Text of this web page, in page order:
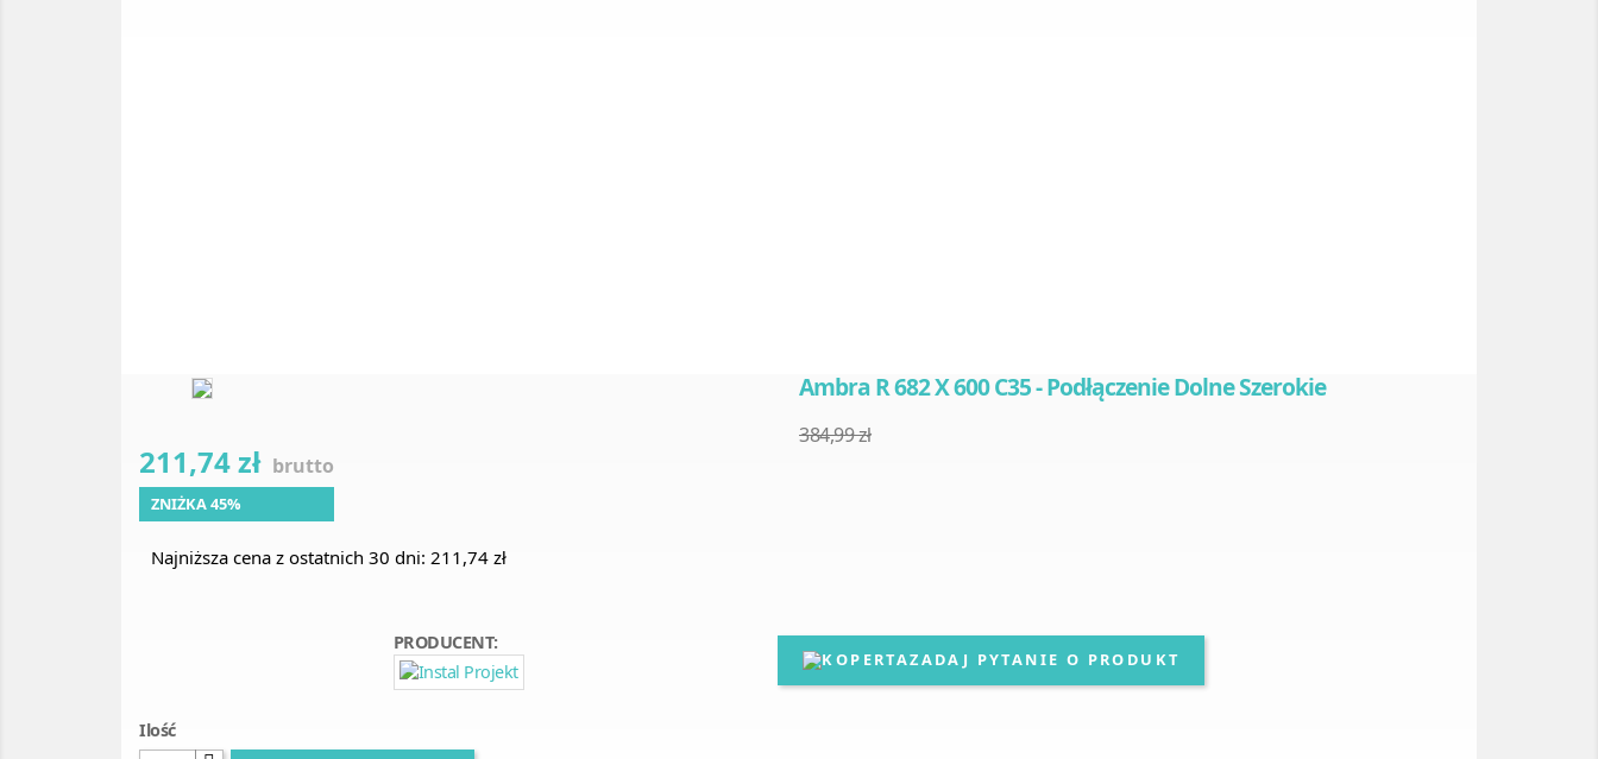
Ambra R 682 X 600 C35 - Podłączenie Dolne Szerokie
384,99 zł
211,74 zł brutto
ZNIŻKA 45%
Najniższa cena z ostatnich 30 dni: 211,74 zł
PRODUCENT:
ZADAJ PYTANIE O PRODUKT
Ilość